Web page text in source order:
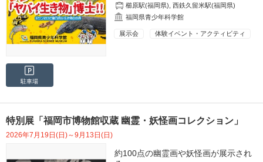
櫛原駅(福岡県) ,西鉄久留米駅(福岡県)
福岡県青少年科学館
展示会 体験イベント・アクティビティ
駐車場
特別展「福岡市博物館収蔵 幽霊・妖怪画コレクション」
2026年7月19日(日)～9月13日(日)
約100点の幽霊画や妖怪画が展示され